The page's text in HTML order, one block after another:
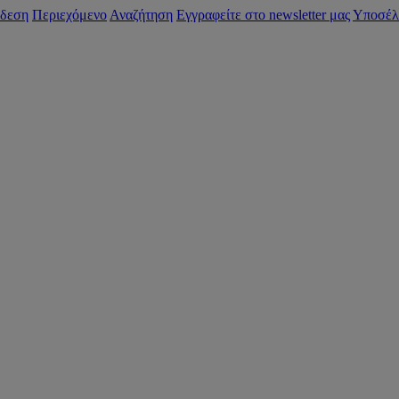
Περιεχόμενο Αναζήτηση Εγγραφείτε στο newsletter μας